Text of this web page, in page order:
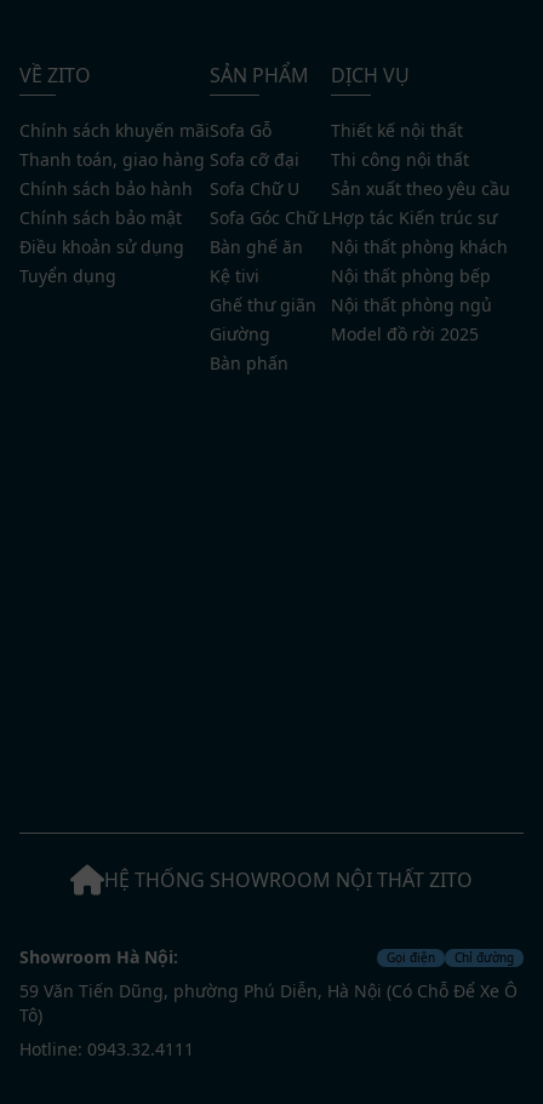
VỀ ZITO
Chính sách khuyến mãi
Thanh toán, giao hàng
Chính sách bảo hành
Chính sách bảo mật
Điều khoản sử dụng
Tuyển dụng
SẢN PHẨM
Sofa Gỗ
Sofa cỡ đại
Sofa Chữ U
Sofa Góc Chữ L
Bàn ghế ăn
Kệ tivi
Ghế thư giãn
Giường
Bàn phấn
DỊCH VỤ
Thiết kế nội thất
Thi công nội thất
Sản xuất theo yêu cầu
Hợp tác Kiến trúc sư
Nội thất phòng khách
Nội thất phòng bếp
Nội thất phòng ngủ
Model đồ rời 2025
HỆ THỐNG SHOWROOM NỘI THẤT ZITO
Showroom Hà Nội: Gọi điện Chỉ đường
59 Văn Tiến Dũng, phường Phú Diễn, Hà Nội (Có Chỗ Để Xe Ô
Tô)
Hotline: 0943.32.4111